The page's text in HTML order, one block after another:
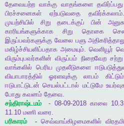
தேவையற்ற வாக்கு வாதங்களை தவிர்ப்பது
பிரச்சனைகள்
ஏற்படுவதை தவிர்க்கலாம்
முயற்சியில்
சிறு தடைக்குப் பின்
காரியங்களுக்காக
சிறு தொகை
இருப்பவர்களுக்கு வேலை பளு
மகிழ்ச்சியளிப்பதாக அமையும். வெளியூர்
விரும்புபவர்களின் விருப்பம் நிறைவேற சற்று
வாங்கலில் பெரிய முதலீடுகளை
வியாபாரத்தில்
ஓரளவுக்கு லாபம் கிட்டும்
ஈடுபாட்டுடன் செயல்பட்டால் மட்டுமே
போது கவனம் தேவை.
சந்திராஷ்டமம்
- 08-09-2018 காலை
11.10 மணி வரை.
பரிகாரம்
- செவ்வாய்கிழமைகளில்